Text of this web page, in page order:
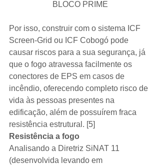
BLOCO PRIME
Por isso, construir com o sistema ICF
Screen-Grid ou ICF Cobogó pode
causar riscos para a sua segurança, já
que o fogo atravessa facilmente os
conectores de EPS em casos de
incêndio, oferecendo completo risco de
vida às pessoas presentes na
edificação, além de possuírem fraca
resistência estrutural. [5]
Resistência a fogo
Analisando a Diretriz SiNAT 11
(desenvolvida levando em